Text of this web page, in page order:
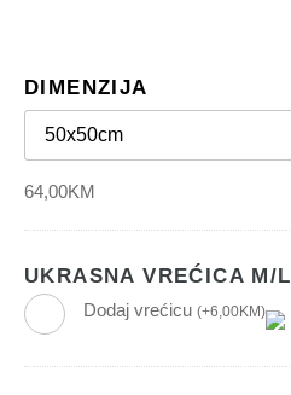
DIMENZIJA
64,00KM
UKRASNA VREĆICA M/L
Dodaj vrećicu (+6,00KM)